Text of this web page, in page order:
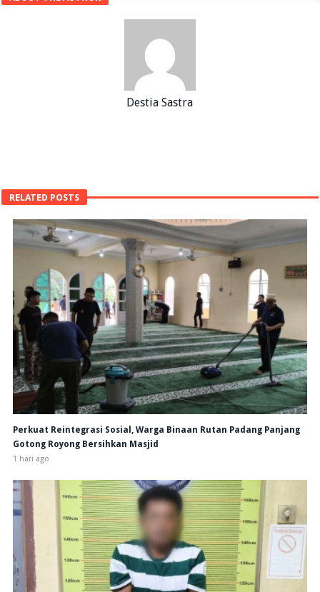
Destia Sastra
RELATED POSTS
Perkuat Reintegrasi Sosial, Warga Binaan Rutan Padang Panjang
Gotong Royong Bersihkan Masjid
1 hari ago